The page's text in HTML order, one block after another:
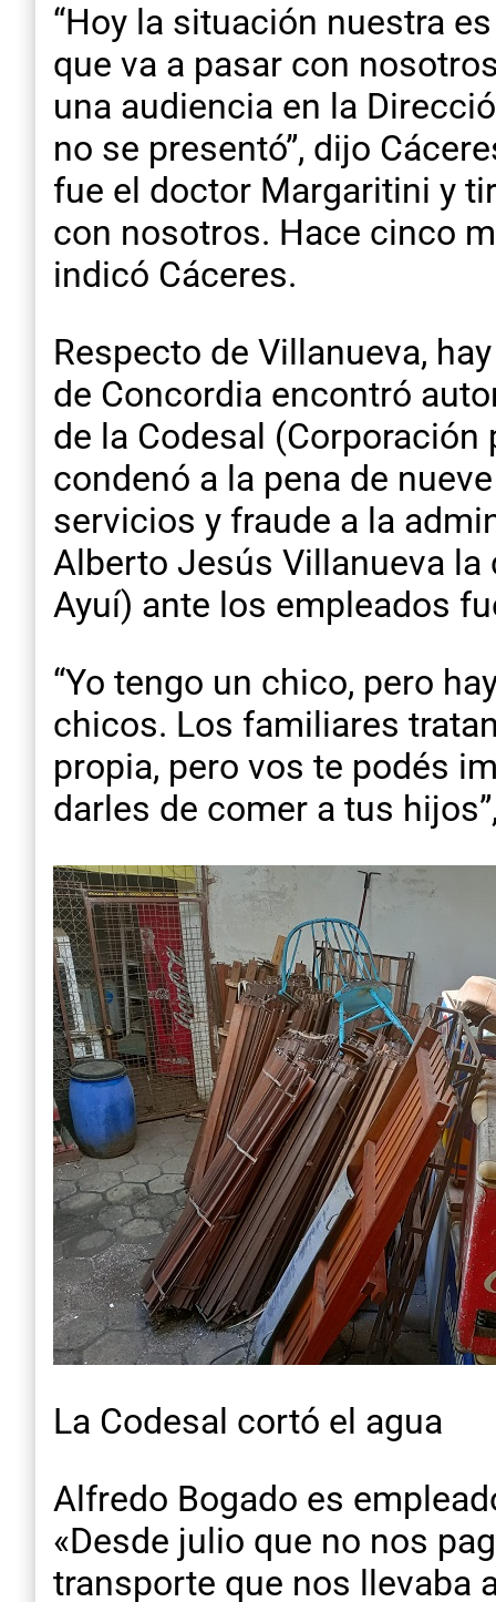
“Hoy la situación nuestra
que va a pasar con
una audiencia en la
no se presentó”, dijo
fue el doctor Margaritini y
con nosotros. Hace cinco
indicó Cáceres.
Respecto de Villanueva,
de Concordia encontró
de la Codesal (Corporación
condenó a la pena de
servicios y fraude a la
Alberto Jesús Villanueva la
Ayuí) ante los empleados
“Yo tengo un chico, pero
chicos. Los familiares
propia, pero vos te podés
darles de comer a tus
La Codesal cortó el agua
Alfredo Bogado es
«Desde julio que no nos
transporte que nos llevaba